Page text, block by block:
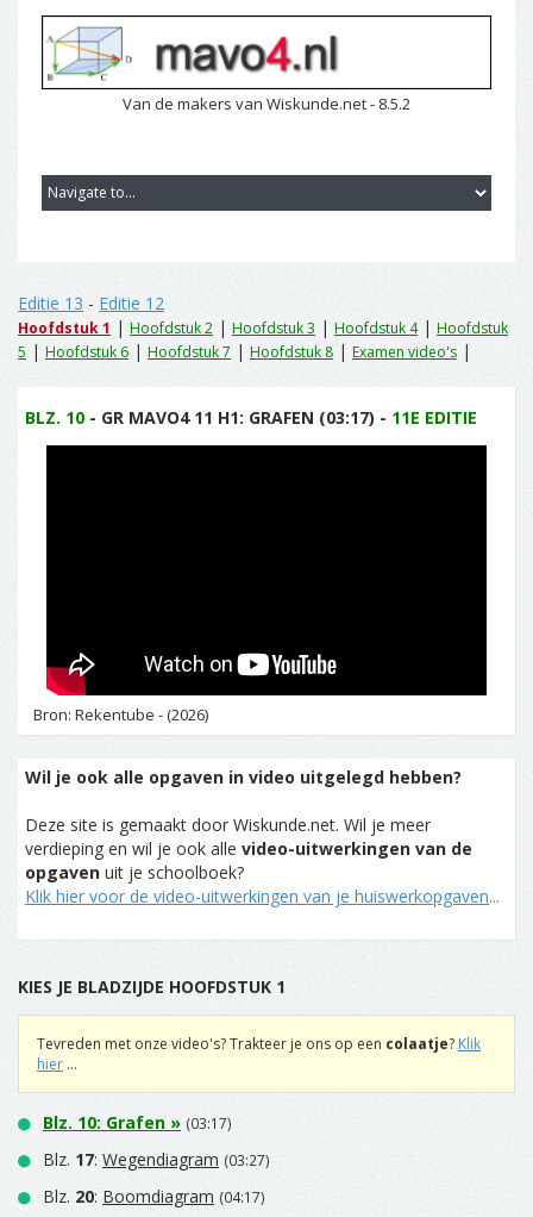
Van de makers van Wiskunde.net - 8.5.2
Editie 13 - Editie 12
Hoofdstuk 1 | Hoofdstuk 2 | Hoofdstuk 3 | Hoofdstuk 4| Hoofdstuk
5 | Hoofdstuk 6 | Hoofdstuk 7 | Hoofdstuk 8 | Examen video's |
BLZ. 10 - GR MAVO4 11 H1: GRAFEN (03:17) - 11E EDITIE
Bron: Rekentube - (2026)
Wil je ook alle opgaven in video uitgelegd hebben?
Deze site is gemaakt door Wiskunde.net. Wil je meer
verdieping en wil je ook alle video-uitwerkingen van de
opgaven uit je schoolboek?
Klik hier voor de video-uitwerkingen van je huiswerkopgaven...
KIES JE BLADZIJDE HOOFDSTUK 1
Tevreden met onze video's? Trakteer je ons op een colaatje? Klik
hier ...
Blz. 10: Grafen » (03:17)
Blz. 17: Wegendiagram (03:27)
Blz. 20: Boomdiagram (04:17)